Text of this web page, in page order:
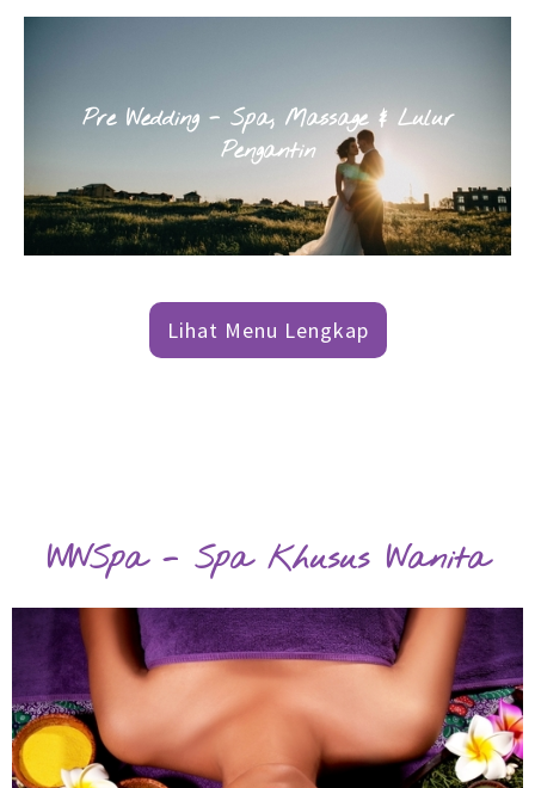
Pre Wedding - Spa, Massage & Lulur
Pengantin
Lihat Menu Lengkap
WWSpa - Spa Khusus Wanita